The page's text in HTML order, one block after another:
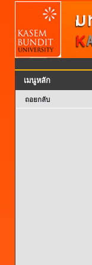
เมนูหลัก
ถอยกลับ